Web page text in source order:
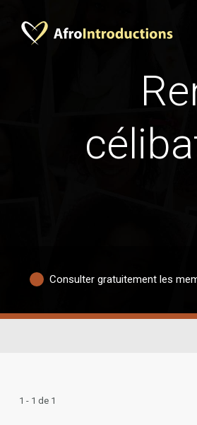
Consulter gratuitement les
1 - 1 de 1